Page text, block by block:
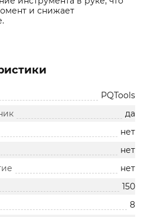
и снижает
PQTools
да
нет
нет
нет
150
8